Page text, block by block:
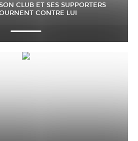
CLUB ET SES SUPPORTERS
CONTRE LUI